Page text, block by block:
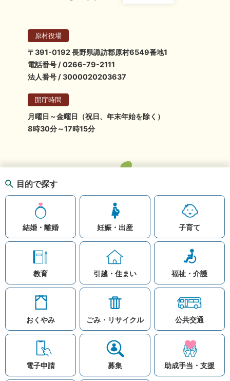
知りたい情報を検索
目的で探す
結婚・離婚 妊娠・出産 子育て
教育 引越・住まい 福祉・介護
おくやみ ごみ・リサイクル 公共交通
電子申請 募集 助成手当・支援
原村役場
〒391-0192 長野県諏訪郡原村6549番地1
電話番号 / 0266-79-2111
法人番号 / 3000020203637
開庁時間
月曜日～金曜日（祝日、年末年始を除く）
8時30分～17時15分
お問い合わせ
リンク集
このホームページ
著作権と免責事項につ
プライバシーポリシー